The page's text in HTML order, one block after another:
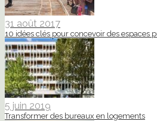
31 août 2017
10 idées clés pour concevoir des espaces
5 juin 2019
Transformer des bureaux en logements